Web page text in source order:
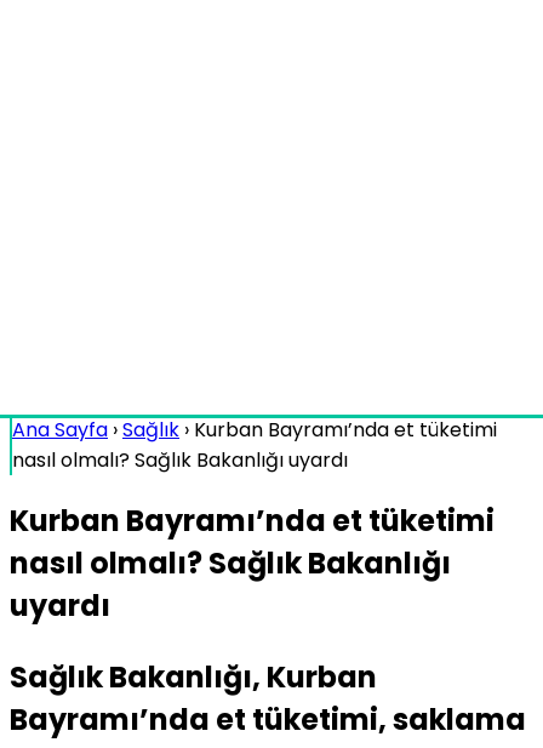
Ana Sayfa ›Sağlık › Kurban Bayramı’nda et tüketimi
nasıl olmalı? Sağlık Bakanlığı uyardı
Kurban Bayramı’nda et tüketimi
nasıl olmalı? Sağlık Bakanlığı
uyardı
Sağlık Bakanlığı, Kurban
Bayramı’nda et tüketimi, saklama